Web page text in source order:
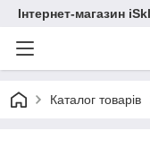
Інтернет-магазин
Каталог товарів